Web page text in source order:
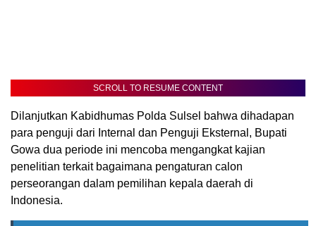
SCROLL TO RESUME CONTENT
Dilanjutkan Kabidhumas Polda Sulsel bahwa dihadapan
para penguji dari Internal dan Penguji Eksternal, Bupati
Gowa dua periode ini mencoba mengangkat kajian
penelitian terkait bagaimana pengaturan calon
perseorangan dalam pemilihan kepala daerah di
Indonesia.